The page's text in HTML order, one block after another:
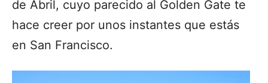
de Abril, cuyo parecido al Golden Gate te
hace creer por unos instantes que estás
en San Francisco.